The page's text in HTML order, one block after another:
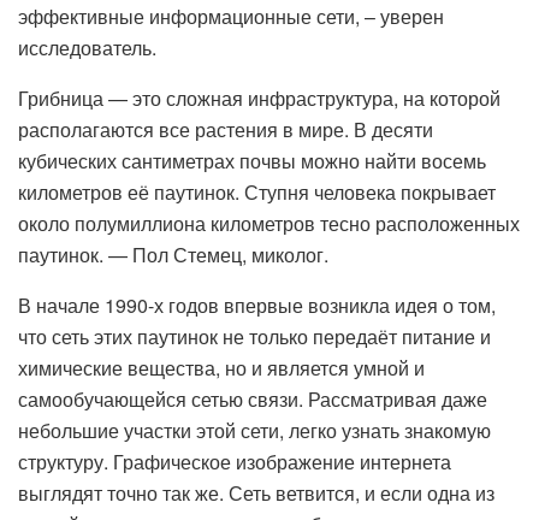
эффективные информационные сети, – уверен
исследователь.
Грибница — это сложная инфраструктура, на которой
располагаются все растения в мире. В десяти
кубических сантиметрах почвы можно найти восемь
километров её паутинок. Ступня человека покрывает
около полумиллиона километров тесно расположенных
паутинок. — Пол Стемец, миколог.
В начале 1990-х годов впервые возникла идея о том,
что сеть этих паутинок не только передаёт питание и
химические вещества, но и является умной и
самообучающейся сетью связи. Рассматривая даже
небольшие участки этой сети, легко узнать знакомую
структуру. Графическое изображение интернета
выглядят точно так же. Сеть ветвится, и если одна из